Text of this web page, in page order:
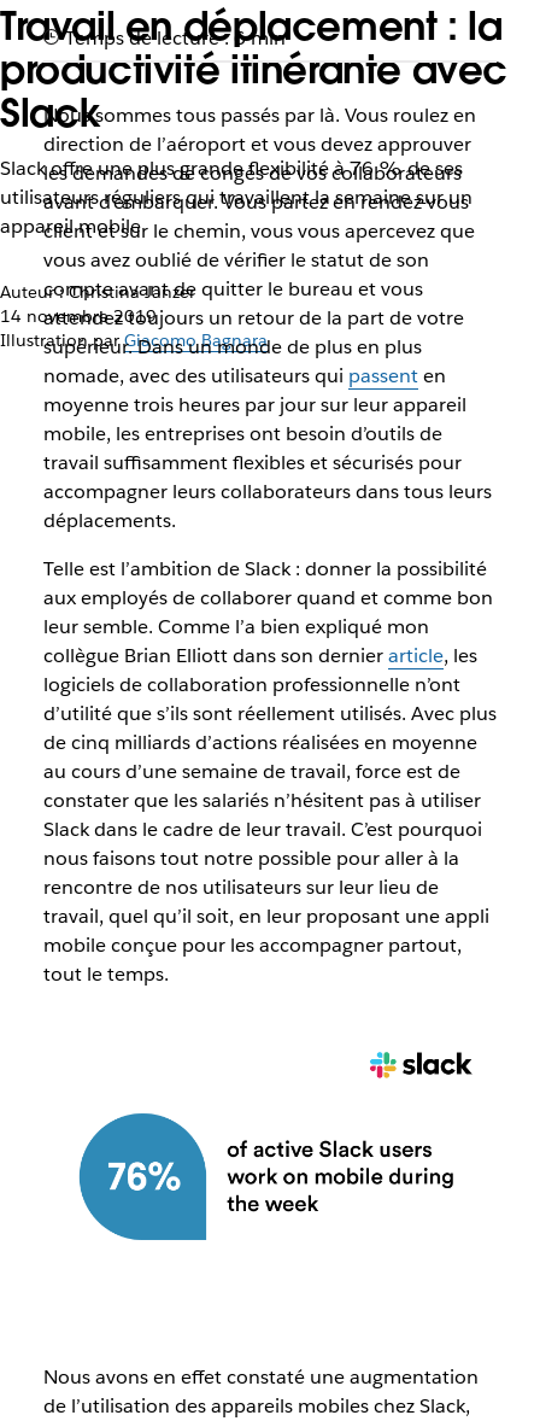
Travail en déplacement : la
productivité itinérante avec
Slack
Slack offre une plus grande flexibilité à 76 % de ses
utilisateurs réguliers qui travaillent la semaine sur un
appareil mobile
Auteur : Christina Janzer
14 novembre 2019
Illustration parGiacomo Bagnara
Temps de lecture : 6 min
Nous sommes tous passés par là. Vous roulez en
direction de l’aéroport et vous devez approuver
les demandes de congés de vos collaborateurs
avant d’embarquer. Vous partez en rendez-vous
client et sur le chemin, vous vous apercevez que
vous avez oublié de vérifier le statut de son
compte avant de quitter le bureau et vous
attendez toujours un retour de la part de votre
supérieur. Dans un monde de plus en plus
nomade, avec des utilisateurs qui passenten
moyenne trois heures par jour sur leur appareil
mobile, les entreprises ont besoin d’outils de
travail suffisamment flexibles et sécurisés pour
accompagner leurs collaborateurs dans tous leurs
déplacements.
Telle est l’ambition de Slack : donner la possibilité
aux employés de collaborer quand et comme bon
leur semble. Comme l’a bien expliqué mon
collègue Brian Elliott dans son dernierarticle, les
logiciels de collaboration professionnelle n’ont
d’utilité que s’ils sont réellement utilisés. Avec plus
de cinq milliards d’actions réalisées en moyenne
au cours d’une semaine de travail, force est de
constater que les salariés n’hésitent pas à utiliser
Slack dans le cadre de leur travail. C’est pourquoi
nous faisons tout notre possible pour aller à la
rencontre de nos utilisateurs sur leur lieu de
travail, quel qu’il soit, en leur proposant une appli
mobile conçue pour les accompagner partout,
tout le temps.
Nous avons en effet constaté une augmentation
de l’utilisation des appareils mobiles chez Slack,